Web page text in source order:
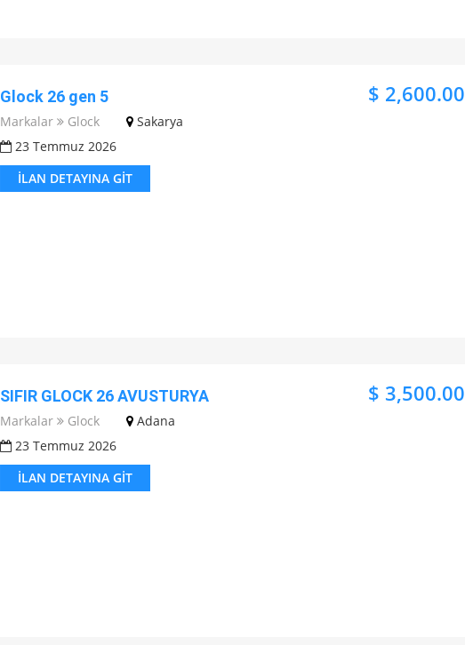
Glock 26 gen 5
Markalar Glock
Sakarya
23 Temmuz 2026
İLAN DETAYINA GIT
$ 2,600.00
SIFIR GLOCK 26 AVUSTURYA
Markalar Glock
Adana
23 Temmuz 2026
İLAN DETAYINA GIT
$ 3,500.00